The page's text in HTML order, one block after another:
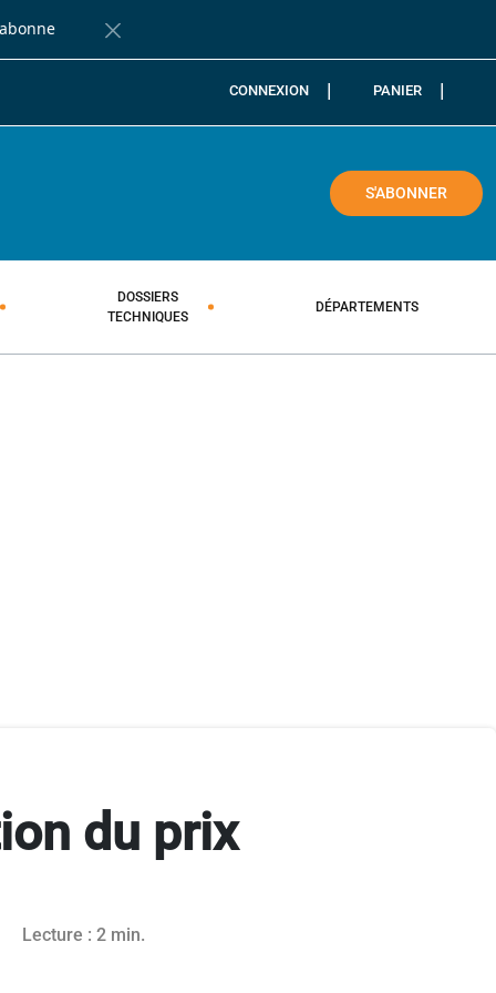
Fermer la barre de notification
CONNEXION PANIER
S'ABONNER
DOSSIERS
TECHNIQUES
DÉPARTEMENTS
du prix
Lecture : 2 min.